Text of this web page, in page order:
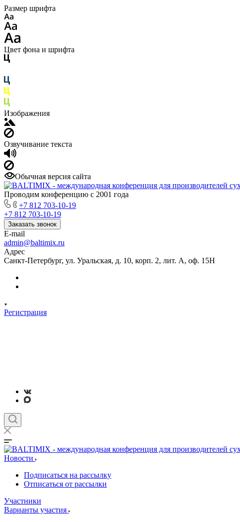
Размер шрифта
Цвет фона и шрифта
Изображения
Озвучивание текста
Обычная версия сайта
Проводим конференцию с 2001 года
+7 812 703-10-19
+7 812 703-10-19
Заказать звонок
E-mail
admin@baltimix.ru
Адрес
Санкт-Петербург, ул. Уральская, д. 10, корп. 2, лит. А, оф. 15Н
Регистрация
Новости
Подписаться на рассылку
Отписаться от рассылки
Участники
Варианты участия